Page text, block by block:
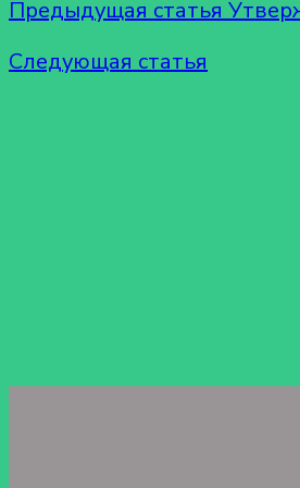
Предыдущая статья
Следующая статья